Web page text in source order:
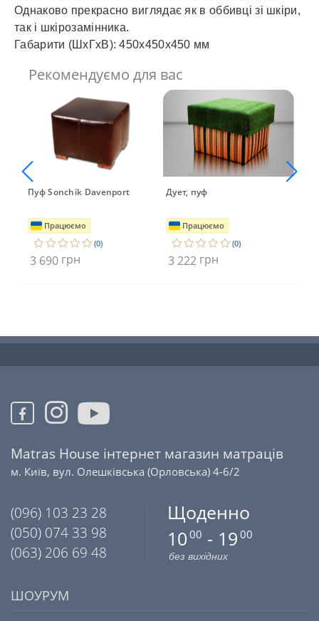
Однаково прекрасно виглядає як в оббивці зі шкіри,
так і шкірозамінника.
Габарити (ШхГхВ): 450х450х450 мм
Рекомендуємо для вас
Пуф Sonchik Davenport
Працюємо
(0)
3 690 грн
Дует, пуф
Працюємо
(0)
3 222 грн
Matras House інтернет магазин матраців
м. Київ, вул. Олешківська (Орловська) 4-6/2
(096) 103 23 28
(050) 074 33 98
(063) 206 69 48
Щоденно
10 00 - 19 00
без вихідних
ШОУРУМ